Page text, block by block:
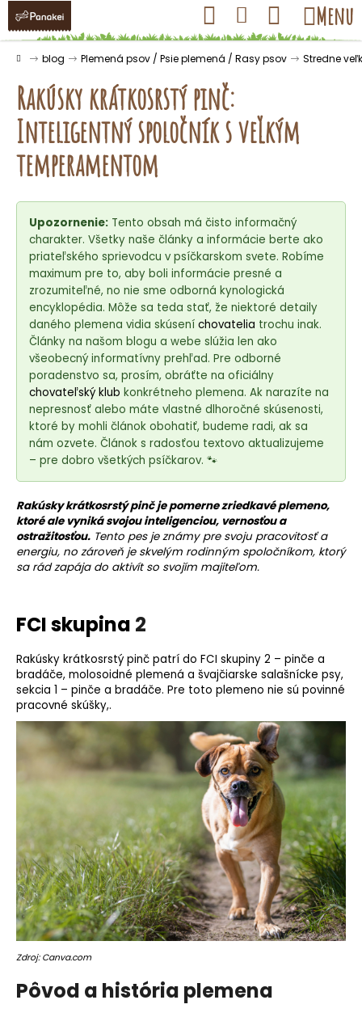
Prejsť
obsah
Hľadať Prihlásenie
Nákupný
košík
Menu
Domov
blog Plemená psov / Psie plemená / Rasy psov Stredne
Rakúsky krátkosrstý pinč:
Inteligentný spoločník s veľkým
temperamentom
Upozornenie: Tento obsah má čisto informačný
charakter. Všetky naše články a informácie berte ako
priateľského sprievodcu v psíčkarskom svete. Robíme
maximum pre to, aby boli informácie presné a
zrozumiteľné, no nie sme odborná kynologická
encyklopédia. Môže sa teda stať, že niektoré detaily
daného plemena vidia skúsení chovatelia trochu inak.
Články na našom blogu a webe slúžia len ako
všeobecný informatívny prehľad. Pre odborné
poradenstvo sa, prosím, obráťte na oficiálny
chovateľský klub konkrétneho plemena. Ak narazíte na
nepresnosť alebo máte vlastné dlhoročné skúsenosti,
ktoré by mohli článok obohatiť, budeme radi, ak sa
nám ozvete. Článok s radosťou textovo aktualizujeme
– pre dobro všetkých psíčkarov. 🐾
Rakúsky krátkosrstý pinč je pomerne zriedkavéplemeno,
ktoré ale vyniká svojou inteligenciou, vernosťou a
ostražitosťou. Tento pes je známy pre svoju pracovitosť a
energiu, no zároveň je skvelým rodinným spoločníkom, ktorý
sa rád zapája do aktivít so svojím majiteľom.
FCI skupina 2
Rakúsky krátkosrstý pinč patrí do FCI skupiny 2 – pinče a
bradáče, molosoidné plemená a švajčiarske salašnícke psy,
sekcia 1 – pinče a bradáče. Pre toto plemeno nie sú povinné
pracovné skúšky,.
Zdroj: Canva.com
Pôvod a história plemena
K
o Späť
Späť
Č
o
p
á
ť
?
HĽADAŤ
O
d
p
o
ú
č
m
e